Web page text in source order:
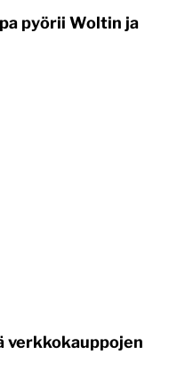
pyörii Woltin ja
verkkokauppojen